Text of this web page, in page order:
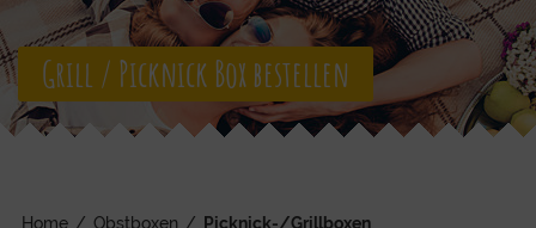
Grill / Picknick Box bestellen
Home / Obstboxen / Picknick-/Grillboxen